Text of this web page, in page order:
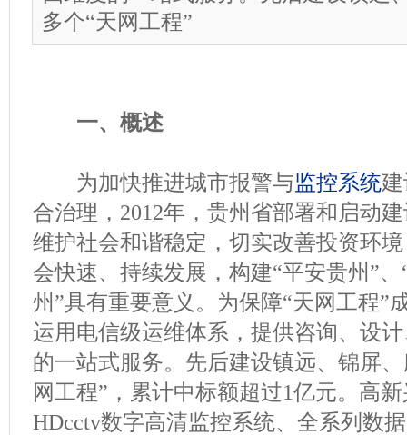
多个“天网工程”
一、概述
为加快推进城市报警与监控系统
合治理，2012年，贵州省部署和启动
维护社会和谐稳定，切实改善投资环
会快速、持续发展，构建“平安贵州”
州”具有重要意义。为保障“天网工程”
运用电信级运维体系，提供咨询、设
的一站式服务。先后建设镇远、锦屏
网工程”，累计中标额超过1亿元。高
HDcctv数字高清监控系统、全系列数